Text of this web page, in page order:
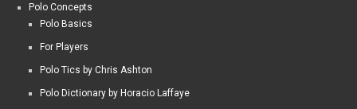
Polo Concepts
Polo Basics
For Players
Polo Tics by Chris Ashton
Polo Dictionary by Horacio Laffaye